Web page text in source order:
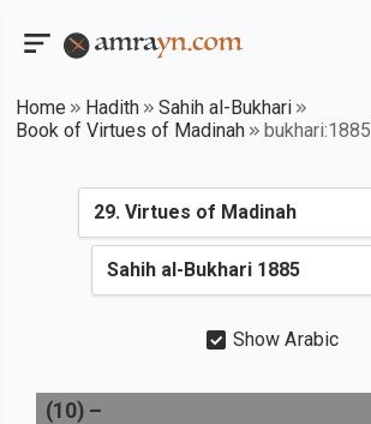
Home Hadith
Sahih al-Bukhari
Book of Virtues of Madinah
bukhari:1885
Show Arabic
(10) –